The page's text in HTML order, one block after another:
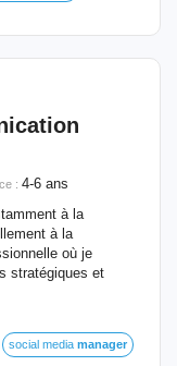
: 4-6 ans
à la
à la
où je
stratégiques et
social media manager